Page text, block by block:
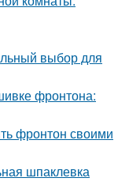
выбор для
фронтона:
фронтон своими
шпаклевка